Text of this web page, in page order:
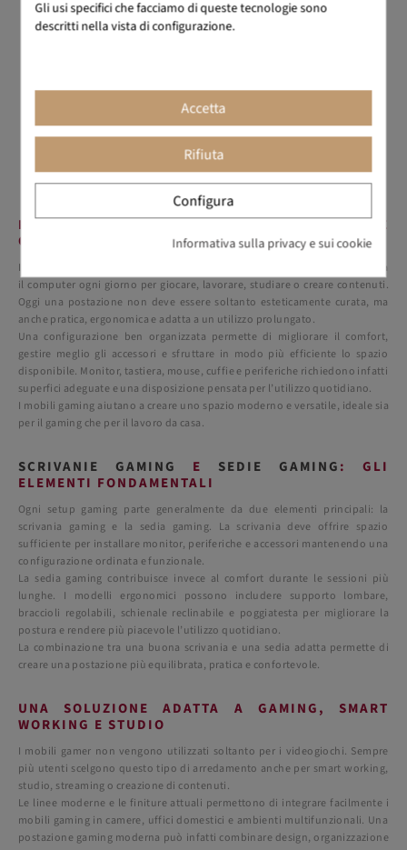
MOBILI GAMING PER UNA POSTAZIONE COMODA E
ORGANIZZATA
I Mobili Gaming sono diventati una scelta sempre più diffusa tra chi utilizza
il computer ogni giorno per giocare, lavorare, studiare o creare contenuti.
Oggi una postazione non deve essere soltanto esteticamente curata, ma
anche pratica, ergonomica e adatta a un utilizzo prolungato.
Una configurazione ben organizzata permette di migliorare il comfort,
gestire meglio gli accessori e sfruttare in modo più efficiente lo spazio
disponibile. Monitor, tastiera, mouse, cuffie e periferiche richiedono infatti
superfici adeguate e una disposizione pensata per l’utilizzo quotidiano.
I mobili gaming aiutano a creare uno spazio moderno e versatile, ideale sia
per il gaming che per il lavoro da casa.
SCRIVANIE GAMING E SEDIE GAMING: GLI
ELEMENTI FONDAMENTALI
Ogni setup gaming parte generalmente da due elementi principali: la
scrivania gaming e la sedia gaming. La scrivania deve offrire spazio
sufficiente per installare monitor, periferiche e accessori mantenendo una
configurazione ordinata e funzionale.
La sedia gaming contribuisce invece al comfort durante le sessioni più
lunghe. I modelli ergonomici possono includere supporto lombare,
braccioli regolabili, schienale reclinabile e poggiatesta per migliorare la
postura e rendere più piacevole l’utilizzo quotidiano.
La combinazione tra una buona scrivania e una sedia adatta permette di
creare una postazione più equilibrata, pratica e confortevole.
UNA SOLUZIONE ADATTA A GAMING, SMART
WORKING E STUDIO
I mobili gamer non vengono utilizzati soltanto per i videogiochi. Sempre
più utenti scelgono questo tipo di arredamento anche per smart working,
studio, streaming o creazione di contenuti.
Le linee moderne e le finiture attuali permettono di integrare facilmente i
mobili gaming in camere, uffici domestici e ambienti multifunzionali. Una
postazione gaming moderna può infatti combinare design, organizzazione
Gli usi specifici che facciamo di queste tecnologie sono
descritti nella vista di configurazione.
Accetta
Rifiuta
Configura
Informativa sulla privacy e sui cookie